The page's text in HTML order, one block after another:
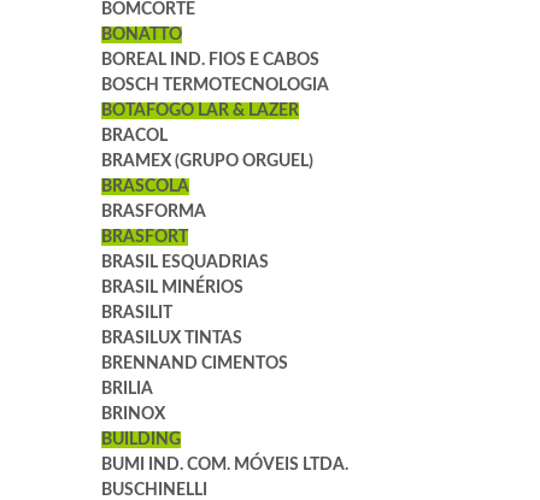
BOMCORTE
BONATTO
BOREAL IND. FIOS E CABOS
BOSCH TERMOTECNOLOGIA
BOTAFOGO LAR & LAZER
BRACOL
BRAMEX (GRUPO ORGUEL)
BRASCOLA
BRASFORMA
BRASFORT
BRASIL ESQUADRIAS
BRASIL MINÉRIOS
BRASILIT
BRASILUX TINTAS
BRENNAND CIMENTOS
BRILIA
BRINOX
BUILDING
BUMI IND. COM. MÓVEIS LTDA.
BUSCHINELLI